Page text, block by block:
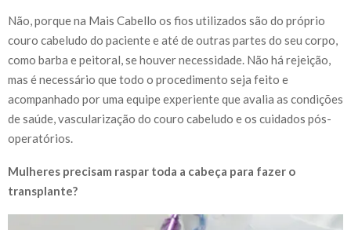
Não, porque na Mais Cabello os fios utilizados são do próprio
couro cabeludo do paciente e até de outras partes do seu corpo,
como barba e peitoral, se houver necessidade. Não há rejeição,
mas é necessário que todo o procedimento seja feito e
acompanhado por uma equipe experiente que avalia as condições
de saúde, vascularização do couro cabeludo e os cuidados pós-
operatórios.
Mulheres precisam raspar toda a cabeça para fazer o
transplante?